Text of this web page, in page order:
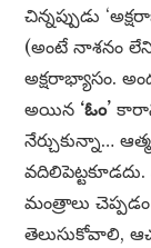
చిన్నప్పుడు
(అంటే నాశనం
అక్షరాభ్యాసం.
అయిన ‘ఓం’
నేర్చుకున్నా…
మంత్రాలు
తెలుసుకోవాలి,